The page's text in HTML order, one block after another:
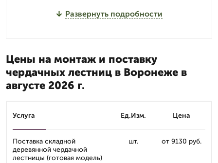
Развернуть подробности
Цены на монтаж и поставку
чердачных лестниц в Воронеже в
августе 2026 г.
Услуга Ед.Изм. Цена
Поставка складной
деревянной чердачной
лестницы (готовая модель)
шт. от 9130 руб.